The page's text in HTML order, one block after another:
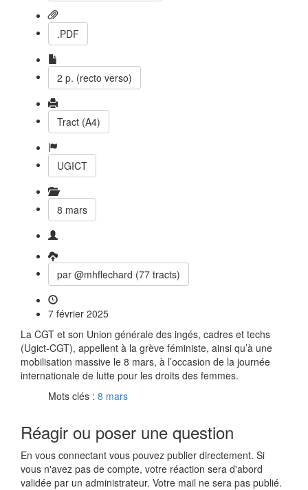
.PDF
2 p. (recto verso)
Tract (A4)
UGICT
8 mars
par @mhflechard (77 tracts)
7 février 2025
La CGT et son Union générale des ingés, cadres et techs
(Ugict-CGT), appellent à la grève féministe, ainsi qu’à une
mobilisation massive le 8 mars, à l’occasion de la journée
internationale de lutte pour les droits des femmes.
Mots clés : 8 mars
Réagir ou poser une question
En vous connectant vous pouvez publier directement. Si
vous n'avez pas de compte, votre réaction sera d'abord
validée par un administrateur. Votre mail ne sera pas publié.